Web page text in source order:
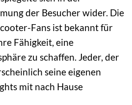
der Besucher wider. Die
Fans ist bekannt für
Fähigkeit, eine
zu schaffen. Jeder, der
seine eigenen
mit nach Hause